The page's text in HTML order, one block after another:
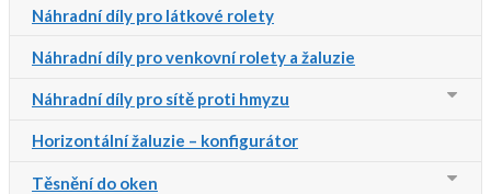
Náhradní díly pro látkové rolety
Náhradní díly pro venkovní rolety a žaluzie
Náhradní díly pro sítě proti hmyzu
Horizontální žaluzie – konfigurátor
Těsnění do oken